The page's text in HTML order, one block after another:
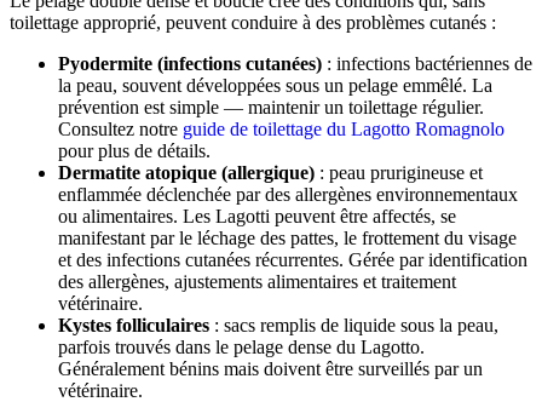
toilettage approprié, peuvent conduire à des problèmes cutanés :
Pyodermite (infections cutanées) : infections bactériennes de
la peau, souvent développées sous un pelage emmêlé. La
prévention est simple — maintenir un toilettage régulier.
Consultez notre guide de toilettage du Lagotto Romagnolo
pour plus de détails.
Dermatite atopique (allergique) : peau prurigineuse et
enflammée déclenchée par des allergènes environnementaux
ou alimentaires. Les Lagotti peuvent être affectés, se
manifestant par le léchage des pattes, le frottement du visage
et des infections cutanées récurrentes. Gérée par identification
des allergènes, ajustements alimentaires et traitement
vétérinaire.
Kystes folliculaires : sacs remplis de liquide sous la peau,
parfois trouvés dans le pelage dense du Lagotto.
Généralement bénins mais doivent être surveillés par un
vétérinaire.